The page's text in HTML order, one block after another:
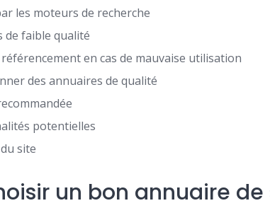
les moteurs de recherche
de faible qualité
en cas de mauvaise utilisation
des annuaires de qualité
potentielles
site
un bon annuaire de